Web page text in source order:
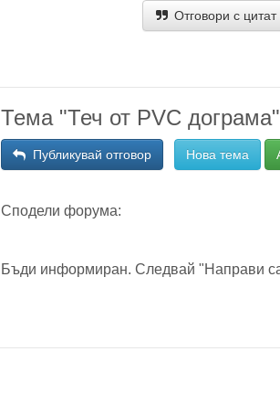
Отговори с цитат
Тема "Теч от PVC
Публикувай отговор Нова тема
Сподели форума:
Бъди информиран. Следвай "Направи